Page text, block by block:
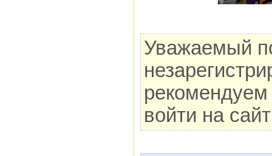
Уважаемый
рекомендуем
войти на